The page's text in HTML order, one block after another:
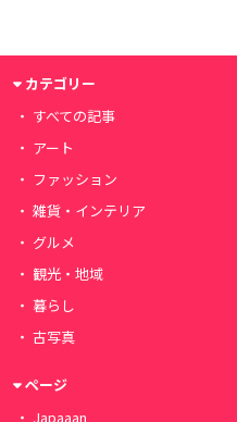
カテゴリー
すべての記事
アート
ファッション
雑貨・インテリア
グルメ
観光・地域
暮らし
古写真
ページ
Japaaan